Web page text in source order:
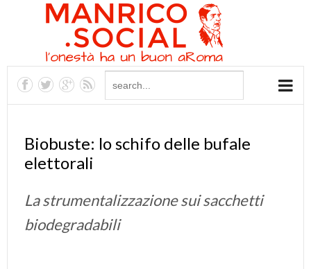
Biobuste: lo schifo delle bufale
elettorali
La strumentalizzazione sui sacchetti
biodegradabili